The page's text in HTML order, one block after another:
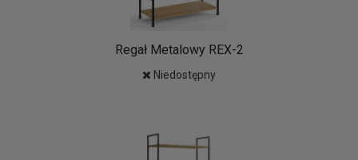
Regał Metalowy REX-2
Niedostępny